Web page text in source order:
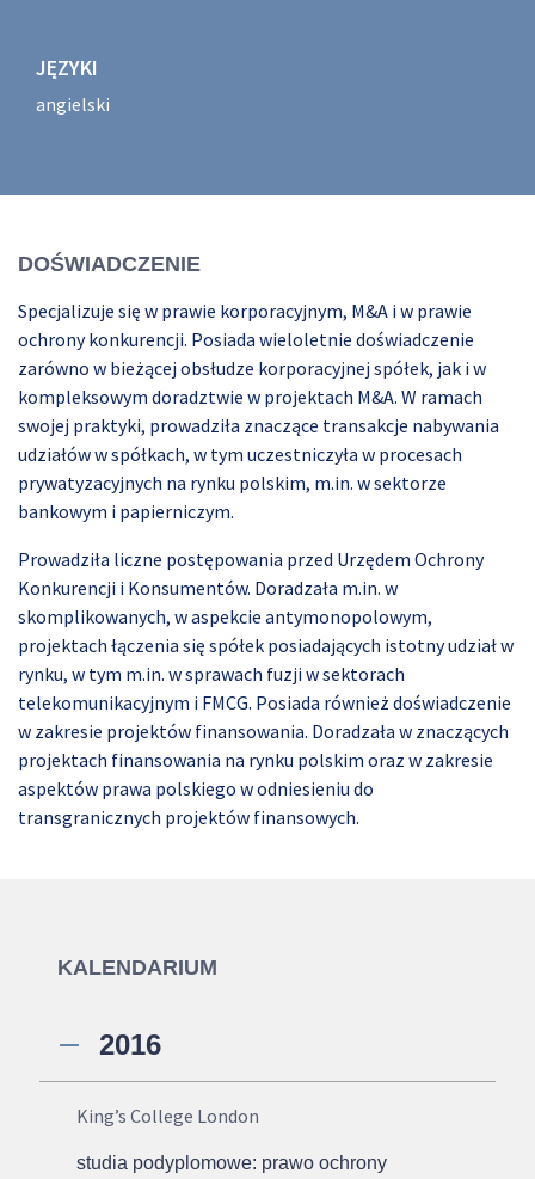
JĘZYKI
angielski
DOŚWIADCZENIE
Specjalizuje się w prawie korporacyjnym, M&A i w prawie
ochrony konkurencji. Posiada wieloletnie doświadczenie
zarówno w bieżącej obsłudze korporacyjnej spółek, jak i w
kompleksowym doradztwie w projektach M&A. W ramach
swojej praktyki, prowadziła znaczące transakcje nabywania
udziałów w spółkach, w tym uczestniczyła w procesach
prywatyzacyjnych na rynku polskim, m.in. w sektorze
bankowym i papierniczym.
Prowadziła liczne postępowania przed Urzędem Ochrony
Konkurencji i Konsumentów. Doradzała m.in. w
skomplikowanych, w aspekcie antymonopolowym,
projektach łączenia się spółek posiadających istotny udział w
rynku, w tym m.in. w sprawach fuzji w sektorach
telekomunikacyjnym i FMCG. Posiada również doświadczenie
w zakresie projektów finansowania. Doradzała w znaczących
projektach finansowania na rynku polskim oraz w zakresie
aspektów prawa polskiego w odniesieniu do
transgranicznych projektów finansowych.
KALENDARIUM
2016
King’s College London
studia podyplomowe: prawo ochrony